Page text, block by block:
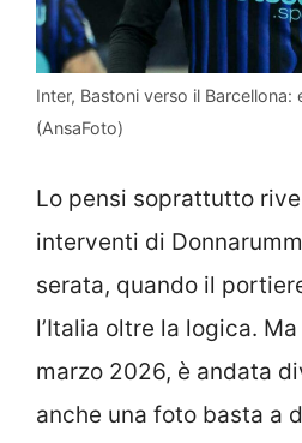
Inter, Bastoni verso il
(AnsaFoto)
Lo pensi soprattutto
interventi di
serata, quando il
l’Italia oltre la logica.
marzo 2026, è andata
anche una foto basta a